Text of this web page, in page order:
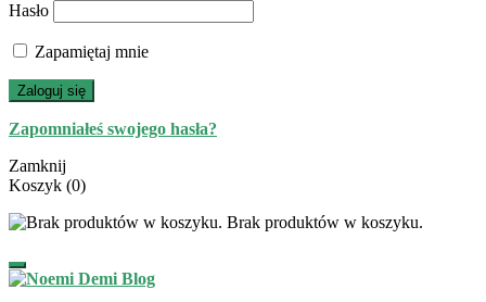
Hasło
Zapamiętaj mnie
Zaloguj się
Zapomniałeś swojego hasła?
Zamknij
Koszyk (0)
Brak produktów w koszyku.